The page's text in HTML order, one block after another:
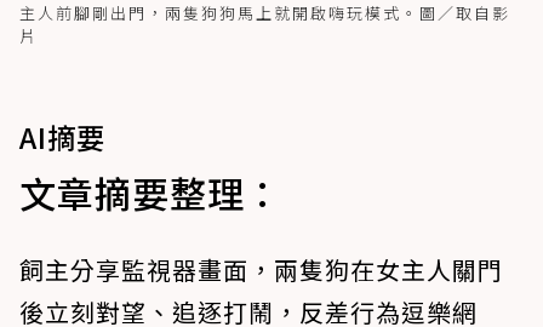
主人前腳剛出門，兩隻狗狗馬上就開啟嗨玩模式。圖／取自影
片
AI摘要
文章摘要整理：
飼主分享監視器畫面，兩隻狗在女主人關門
後立刻對望、追逐打鬧，反差行為逗樂網